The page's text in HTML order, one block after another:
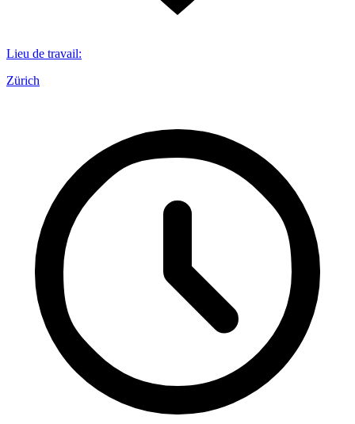
Lieu de travail:
Zürich